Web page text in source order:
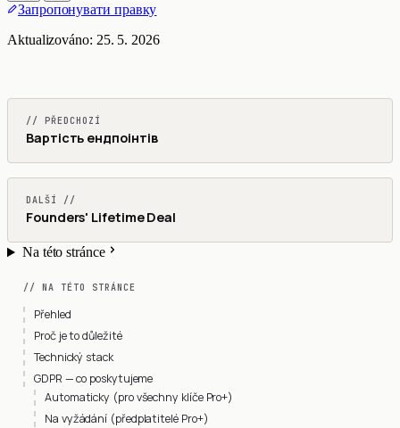
Запропонувати правку
Aktualizováno: 25. 5. 2026
// PŘEDCHOZÍ
Вартість ендпоінтів
DALŠÍ //
Founders' Lifetime Deal
Na této stránce
// NA TÉTO STRÁNCE
Přehled
Proč je to důležité
Technický stack
GDPR — co poskytujeme
Automaticky (pro všechny klíče Pro+)
Na vyžádání (předplatitelé Pro+)